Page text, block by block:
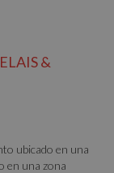
&
ubicado en una
en una zona